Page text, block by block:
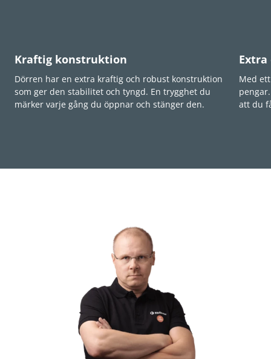
Kraftig konstruktion
Dörren har en extra kraftig och robust konstruktion
som ger den stabilitet och tyngd. En trygghet du
märker varje gång du öppnar och stänger den.
Med
att du